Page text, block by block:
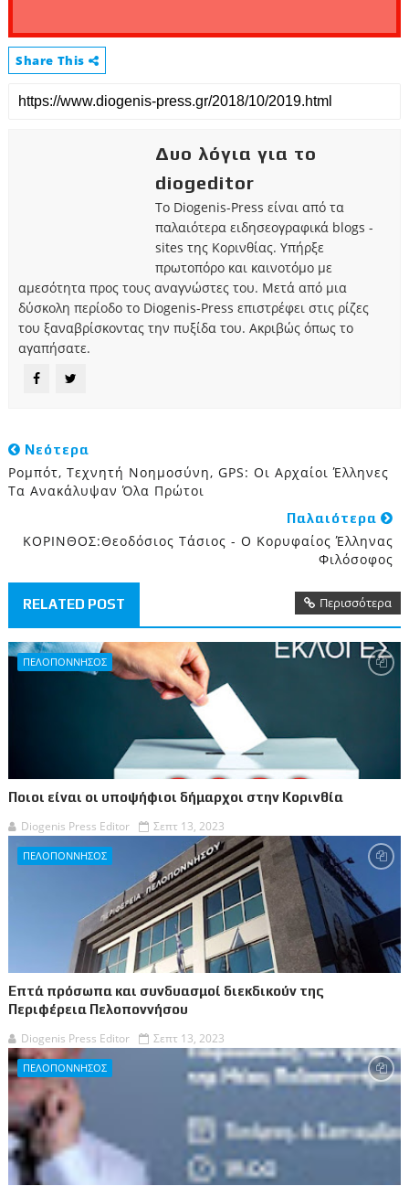
Share This
Δυο λόγια για το
diogeditor
Το Diogenis-Press είναι από τα
παλαιότερα ειδησεογραφικά blogs -
sites της Κορινθίας. Υπήρξε
πρωτοπόρο και καινοτόμο με
αμεσότητα προς τους αναγνώστες του. Μετά από μια
δύσκολη περίοδο το Diogenis-Press επιστρέφει στις ρίζες
του ξαναβρίσκοντας την πυξίδα του. Ακριβώς όπως το
αγαπήσατε.
Νεότερα
Ρομπότ, Τεχνητή Νοημοσύνη, GPS: Οι Αρχαίοι Έλληνες
Τα Ανακάλυψαν Όλα Πρώτοι
Παλαιότερα
ΚΟΡΙΝΘΟΣ:Θεοδόσιος Τάσιος - Ο Κορυφαίος Έλληνας
Φιλόσοφος
RELATED POST Περισσότερα
ΠΕΛΟΠΟΝΝΗΣΟΣ
Ποιοι είναι οι υποψήφιοι δήμαρχοι στην Κορινθία
Diogenis Press Editor
Σεπτ 13, 2023
ΠΕΛΟΠΟΝΝΗΣΟΣ
Επτά πρόσωπα και συνδυασμοί διεκδικούν της
Περιφέρεια Πελοποννήσου
Diogenis Press Editor
Σεπτ 13, 2023
ΠΕΛΟΠΟΝΝΗΣΟΣ